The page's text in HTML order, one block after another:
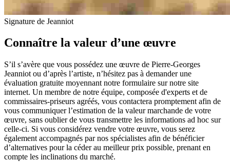
Signature de Jeanniot
Connaître la valeur d’une œuvre
S’il s’avère que vous possédez une œuvre de Pierre-Georges
Jeanniot ou d’après l’artiste, n’hésitez pas à demander une
évaluation gratuite moyennant notre formulaire sur notre site
internet. Un membre de notre équipe, composée d'experts et de
commissaires-priseurs agréés, vous contactera promptement afin de
vous communiquer l’estimation de la valeur marchande de votre
œuvre, sans oublier de vous transmettre les informations ad hoc sur
celle-ci. Si vous considérez vendre votre œuvre, vous serez
également accompagnés par nos spécialistes afin de bénéficier
d’alternatives pour la céder au meilleur prix possible, prenant en
compte les inclinations du marché.